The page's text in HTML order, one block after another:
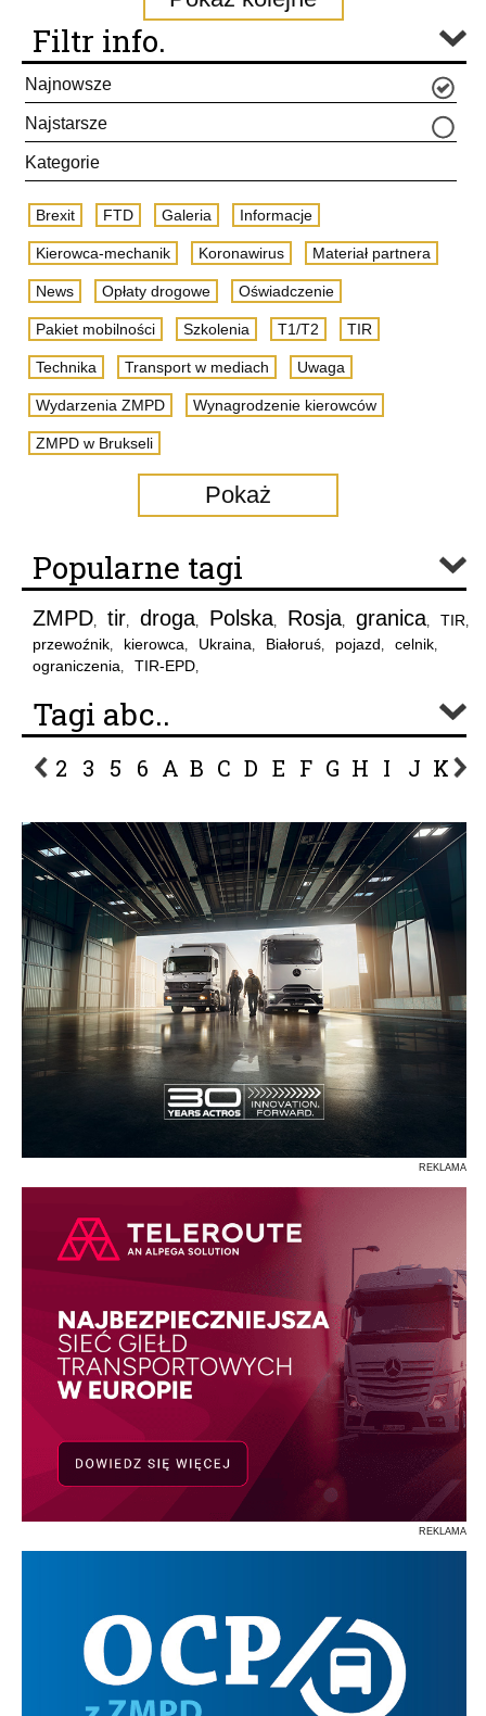
Filtr info.
Najnowsze
Najstarsze
Kategorie
Brexit FTD Galeria Informacje
Kierowca-mechanik Koronawirus Materiał partnera
News Opłaty drogowe Oświadczenie
Pakiet mobilności Szkolenia T1/T2 TIR
Technika Transport w mediach Uwaga
Wydarzenia ZMPD Wynagrodzenie kierowców
ZMPD w Brukseli
Pokaż
Popularne tagi
ZMPD, tir, droga, Polska, Rosja, granica, TIR,
przewoźnik, kierowca, Ukraina, Białoruś, pojazd, celnik,
ograniczenia, TIR-EPD,
Tagi abc..
2 3 5 6 A B C D E F G H I J K L
REKLAMA
REKLAMA